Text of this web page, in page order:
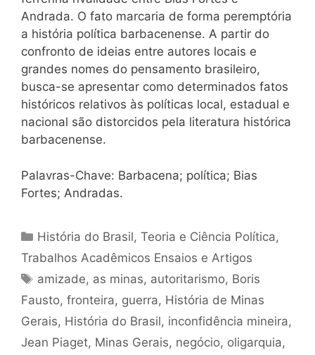
Andrada. O fato marcaria de forma peremptória
a história política barbacenense. A partir do
confronto de ideias entre autores locais e
grandes nomes do pensamento brasileiro,
busca-se apresentar como determinados fatos
históricos relativos às políticas local, estadual e
nacional são distorcidos pela literatura histórica
barbacenense.
Palavras-Chave: Barbacena; política; Bias
Fortes; Andradas.
Categorias
História do Brasil,Teoria e Ciência Política,
Trabalhos Acadêmicos Ensaios e Artigos
Tags
amizade, as minas, autoritarismo, Boris
Fausto, fronteira, guerra, História de Minas
Gerais, História do Brasil, inconfidência mineira,
Jean Piaget, Minas Gerais, negócio, oligarquia,